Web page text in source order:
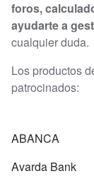
foros,
ayudarte a
cualquier duda.
Los productos
patrocinados:
ABANCA
Avarda Bank